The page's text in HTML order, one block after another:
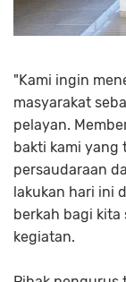
"Kami ingin
masyarakat
pelayan.
bakti kami yang
persaudaraan
lakukan hari ini
berkah bagi kita
kegiatan.